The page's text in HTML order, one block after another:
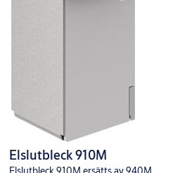
Elslutbleck 910M